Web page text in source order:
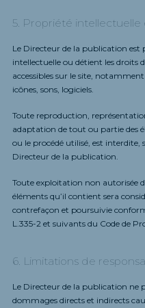
5. Propriété
Le Directeur de la publication est
intellectuelle ou détient les droits
accessibles sur le site,
icônes, sons, logiciels.
Toute reproduction,
adaptation de tout ou partie des
ou le procédé utilisé, est
Directeur de la publication.
Toute exploitation non autorisée
éléments qu’il contient sera
contrefaçon et poursuivie
L.335-2 et suivants du Code de
6. Limitations de
Le Directeur de la publication ne
dommages directs et indirects